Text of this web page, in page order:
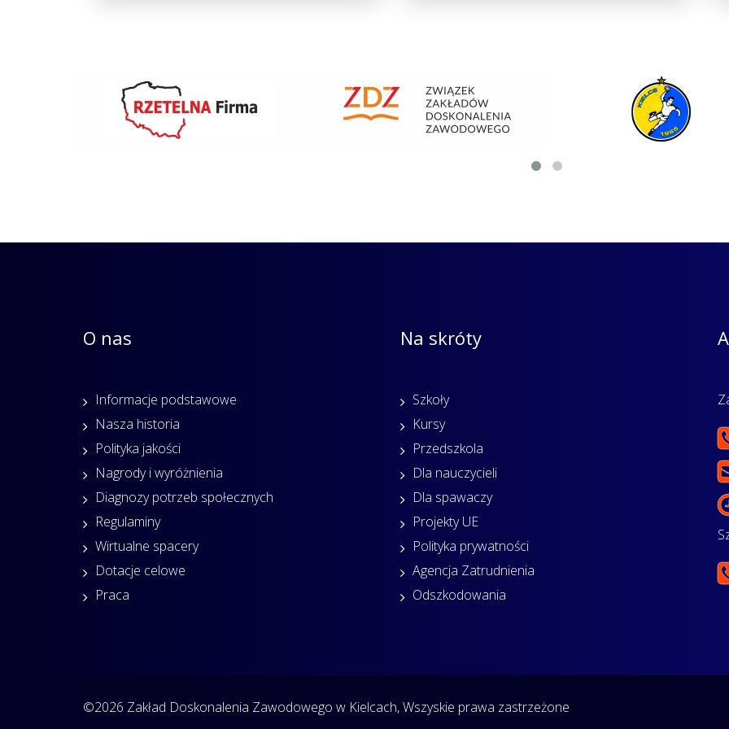
O nas
Informacje podstawowe
Nasza historia
Polityka jakości
Nagrody i wyróżnienia
Diagnozy potrzeb społecznych
Regulaminy
Wirtualne spacery
Dotacje celowe
Praca
Na skróty
Szkoły
Kursy
Przedszkola
Dla nauczycieli
Dla spawaczy
Projekty UE
Polityka prywatności
Agencja Zatrudnienia
Odszkodowania
©2026 Zakład Doskonalenia Zawodowego w Kielcach, Wszyskie prawa zastrzeżone